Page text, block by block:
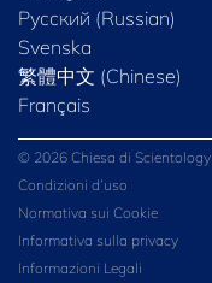
Русский (Russian)
Svenska
繁體中文 (Chinese)
Français
© 2026 Chiesa di
Condizioni d’uso
Normativa sui Cookie
Informativa sulla privacy
Informazioni Legali